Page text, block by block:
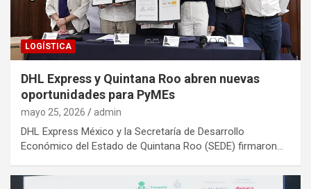
LOGÍSTICA
DHL Express y Quintana Roo abren nuevas
oportunidades para PyMEs
mayo 25, 2026 admin
DHL Express México y la Secretaría de Desarrollo
Económico del Estado de Quintana Roo (SEDE) firmaron…